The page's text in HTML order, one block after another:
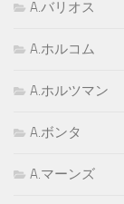
A.バリオス
A.ホルコム
A.ホルツマン
A.ボンタ
A.マーンズ